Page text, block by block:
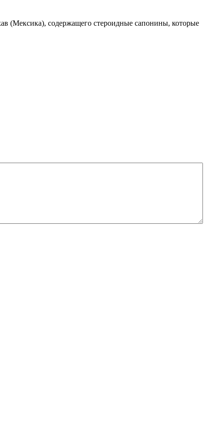
(Мексика), содержащего стероидные сапонины, которые